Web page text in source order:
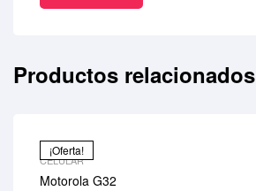
Productos relacionados
¡Oferta!
CELULAR
Motorola G32